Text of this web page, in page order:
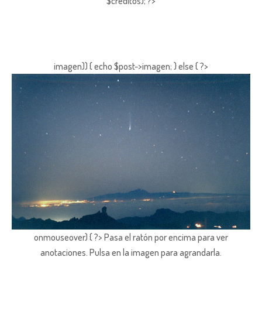
imagen)) { echo $post->imagen; } else { ?>
onmouseover) { ?> Pasa el ratón por encima para ver
anotaciones. Pulsa en la imagen para agrandarla.